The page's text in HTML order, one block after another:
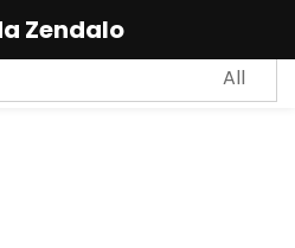
Zendalo
in